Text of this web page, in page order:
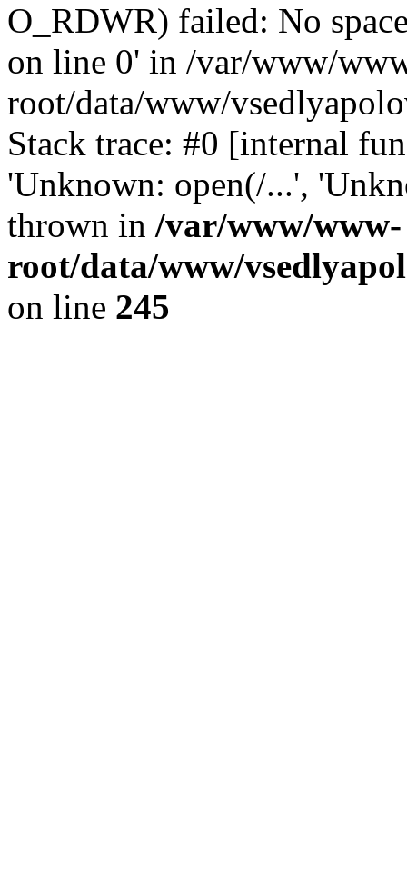
O_RDWR) failed: No
on line 0' in /var/www/
root/data/www/
Stack trace: #0 [internal
'Unknown: open(/...',
thrown in /var/www/www-
root/data/www/
on line 245